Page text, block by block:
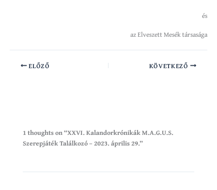
és
az Elveszett Mesék társasága
ELŐZŐ KÖVETKEZŐ
1 thoughts on “XXVI. Kalandorkrónikák M.A.G.U.S.
Szerepjáték Találkozó – 2023. április 29.”